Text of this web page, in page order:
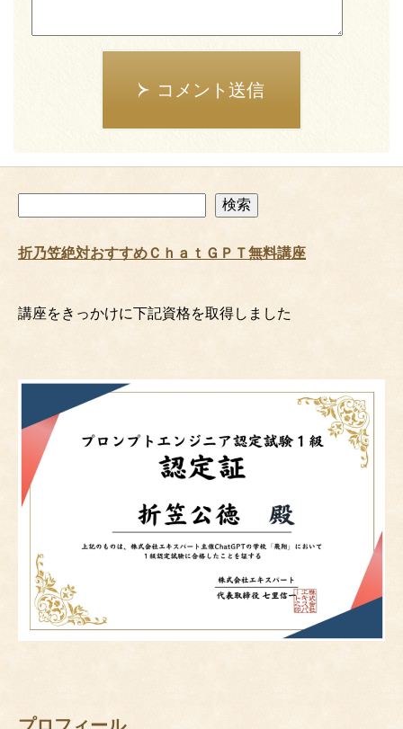
コメント送信
索
検索
折乃笠絶対おすすめＣｈａｔＧＰＴ無料講座
講座をきっかけに下記資格を取得しました